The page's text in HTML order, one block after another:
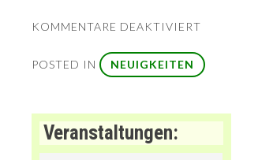
KOMMENTARE DEAKTIVIERT
LOS
IM
!
POSTED IN NEUIGKEITEN
Veranstaltungen: